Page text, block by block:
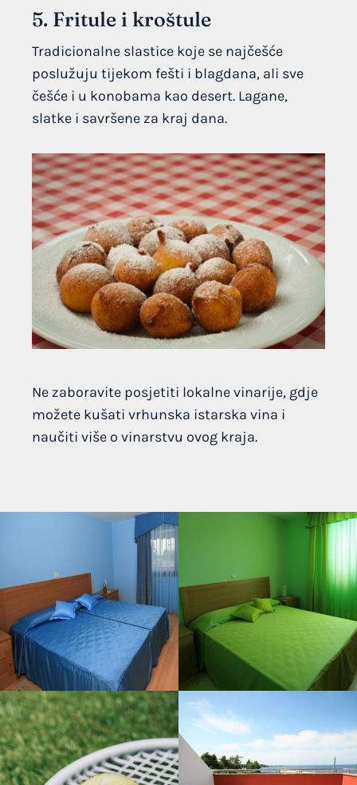
5. Fritule i kroštule
Tradicionalne slastice koje se najčešće
poslužuju tijekom fešti i blagdana, ali sve
češće i u konobama kao desert. Lagane,
slatke i savršene za kraj dana.
Ne zaboravite posjetiti lokalne vinarije, gdje
možete kušati vrhunska istarska vina i
naučiti više o vinarstvu ovog kraja.